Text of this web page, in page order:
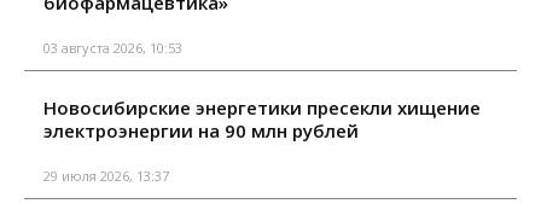
03 августа 2026, 10:53
Новосибирские энергетики пресекли хищение
электроэнергии на 90 млн рублей
29 июля 2026, 13:37